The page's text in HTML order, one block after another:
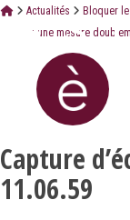
Actualités
Bloquer
: une mesure
Capture
11.06.59